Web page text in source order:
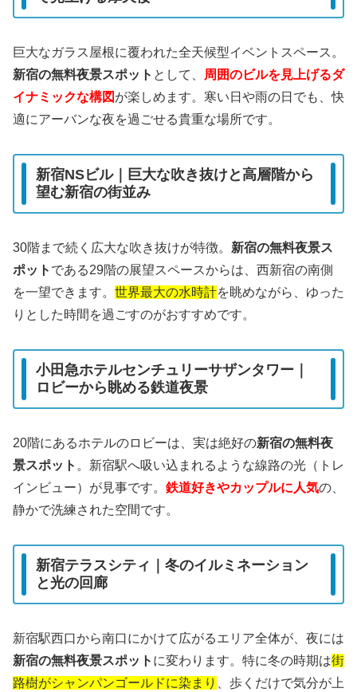
巨大なガラス屋根に覆われた全天候型イベントスペース。
新宿の無料夜景スポット として、
周囲のビルを見上げるダ
イナミックな構図 が楽しめます。寒い日や雨の日でも、快
適にアーバンな夜を過ごせる貴重な場所です。
新宿NSビル｜巨大な吹き抜けと高層階から
望む新宿の街並み
30階まで続く広大な吹き抜けが特徴。 新宿の無料夜景ス
ポット である29階の展望スペースからは、西新宿の南側
を一望できます。 世界最大の水時計を眺めながら、ゆった
りとした時間を過ごすのがおすすめです。
小田急ホテルセンチュリーサザンタワー｜
ロビーから眺める鉄道夜景
20階にあるホテルのロビーは、実は絶好の新宿の無料夜
景スポット 。新宿駅へ吸い込まれるような線路の光（トレ
インビュー）が見事です。 鉄道好きやカップルに人気の、
静かで洗練された空間です。
新宿テラスシティ｜冬のイルミネーション
と光の回廊
新宿駅西口から南口にかけて広がるエリア全体が、夜には
新宿の無料夜景スポット に変わります。特に冬の時期は街
路樹がシャンパンゴールドに染まり
、歩くだけで気分が上